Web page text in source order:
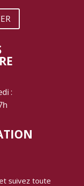
:
suivez toute